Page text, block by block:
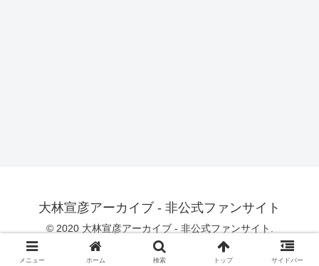
大林宣彦アーカイブ - 非公式ファンサイト
© 2020 大林宣彦アーカイブ - 非公式ファンサイト.
メニュー ホーム 検索 トップ サイドバー